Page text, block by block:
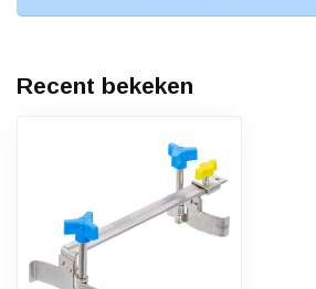
Recent bekeken